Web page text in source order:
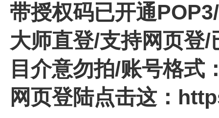
带授权码已开通
大师直登/支持网页登
目介意勿拍/账号格式
网页登陆点击这：